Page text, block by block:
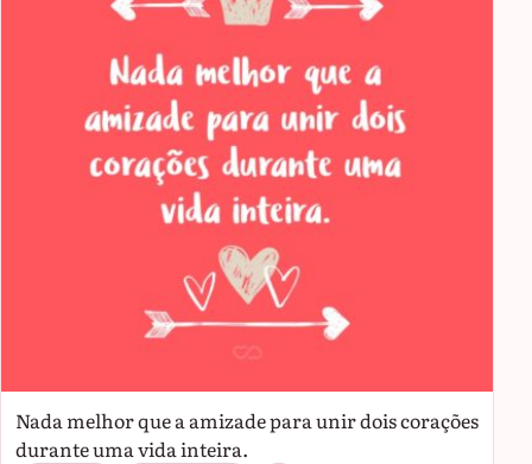
Nada melhor que a amizade para unir dois corações
durante uma vida inteira.